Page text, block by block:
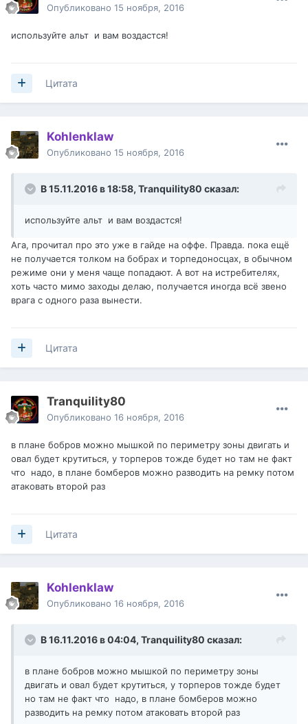
Опубликовано 15 ноября, 2016
используйте альт и вам воздастся!
Цитата
Kohlenklaw
Опубликовано 15 ноября, 2016
В 15.11.2016 в 18:58, Tranquility80 сказал:
используйте альт и вам воздастся!
Ага, прочитал про это уже в гайде на оффе. Правда. пока ещё
не получается толком на бобрах и торпедоносцах, в обычном
режиме они у меня чаще попадают. А вот на истребителях,
хоть часто мимо заходы делаю, получается иногда всё звено
врага с одного раза вынести.
Цитата
Tranquility80
Опубликовано 16 ноября, 2016
в плане бобров можно мышкой по периметру зоны двигать и
овал будет крутиться, у торперов тожде будет но там не факт
что надо, в плане бомберов можно разводить на ремку потом
атаковать второй раз
Цитата
Kohlenklaw
Опубликовано 16 ноября, 2016
В 16.11.2016 в 04:04, Tranquility80 сказал:
в плане бобров можно мышкой по периметру зоны
двигать и овал будет крутиться, у торперов тожде будет
но там не факт что надо, в плане бомберов можно
разводить на ремку потом атаковать второй раз